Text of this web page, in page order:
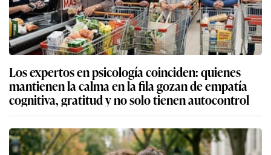
Los expertos en psicología coinciden: quienes
mantienen la calma en la fila gozan de empatía
cognitiva, gratitud y no solo tienen autocontrol